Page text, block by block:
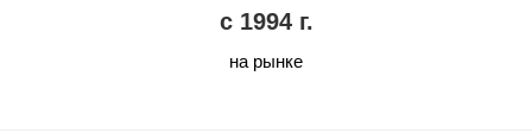
с 1994 г.
на рынке